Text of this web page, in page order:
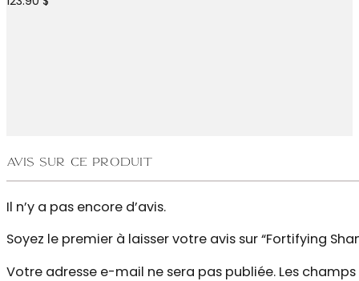
Avis sur ce produit
Il n’y a pas encore d’avis.
Soyez le premier à laisser votre avis sur “Fortifying
Votre adresse e-mail ne sera pas publiée. Les